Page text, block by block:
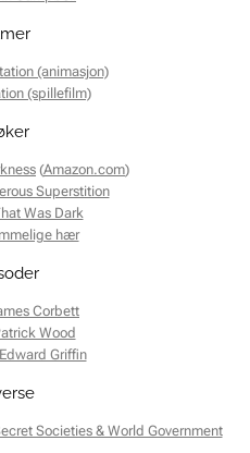
(animasjon)
(spillefilm)
(Amazon.com)
Superstition
Was Dark
hær
Corbett
Wood
Griffin
Societies & World Government